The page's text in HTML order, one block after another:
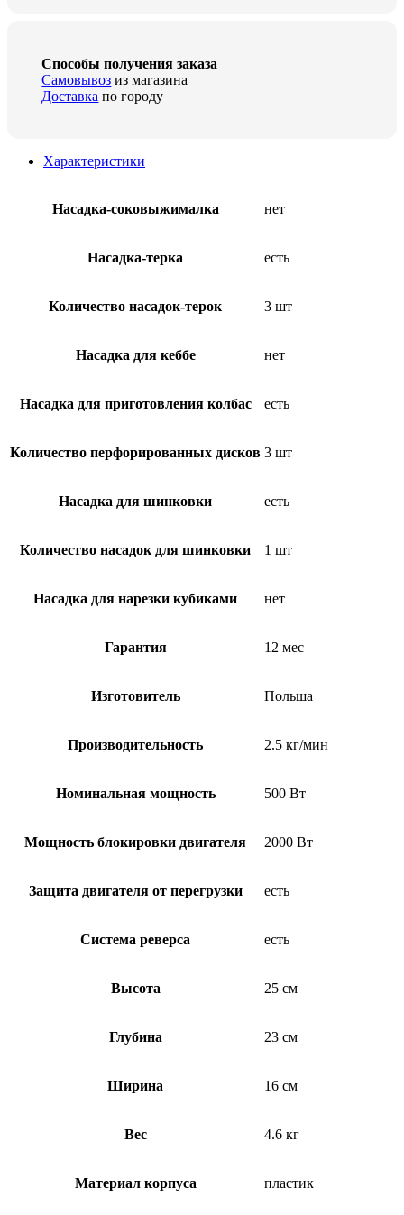
Способы получения заказа
Самовывоз из магазина
Доставка по городу
Характеристики
Насадка-соковыжималка нет
Насадка-терка есть
Количество насадок-терок 3 шт
Насадка для кеббе нет
Насадка для приготовления колбас есть
Количество перфорированных дисков 3 шт
Насадка для шинковки есть
Количество насадок для шинковки 1 шт
Насадка для нарезки кубиками нет
Гарантия 12 мес
Изготовитель Польша
Производительность 2.5 кг/мин
Номинальная мощность 500 Вт
Мощность блокировки двигателя 2000 Вт
Защита двигателя от перегрузки есть
Система реверса есть
Высота 25 см
Глубина 23 см
Ширина 16 см
Вес 4.6 кг
Материал корпуса пластик